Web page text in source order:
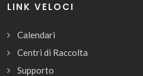
LINK VELOCI
Calendari
Centri di Raccolta
Supporto